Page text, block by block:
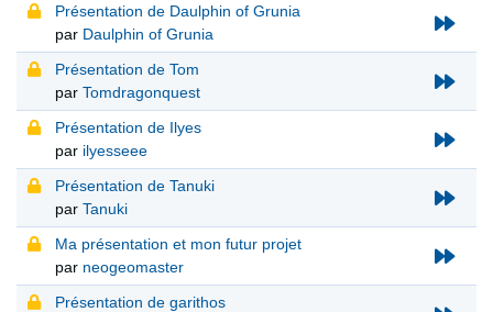
Présentation de Daulphin of Grunia
par Daulphin of Grunia
Présentation de Tom
par Tomdragonquest
Présentation de Ilyes
par ilyesseee
Présentation de Tanuki
par Tanuki
Ma présentation et mon futur projet
par neogeomaster
Présentation de garithos